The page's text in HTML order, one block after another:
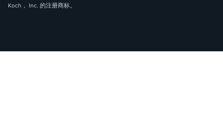
Koch， Inc. 的注册商标。